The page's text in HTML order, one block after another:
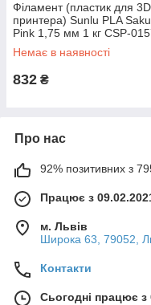
Філамент (пластик для 3D
принтера) Sunlu PLA
Pink 1,75 мм 1 кг CSP-
Немає в наявності
832 ₴
Про нас
92% позитивних з 795
Працює з
м. Львів
Широка 63, 79052,
Контакти
Сьогодні працює з